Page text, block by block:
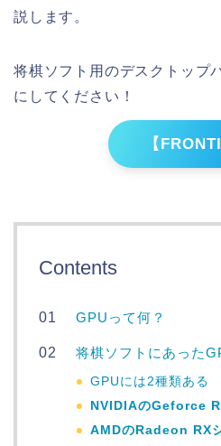
説します。
将棋ソフト用のデスクトップ
にしてください！
【
Contents
GPUって何？
将棋ソフトにあった
GPUには2種類ある
NVIDIAのGeforce
AMDのRadeon RX